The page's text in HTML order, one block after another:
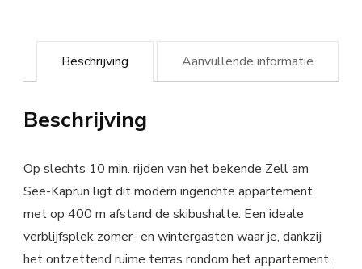
Beschrijving Aanvullende informatie
Beschrijving
Op slechts 10 min. rijden van het bekende Zell am
See-Kaprun ligt dit modern ingerichte appartement
met op 400 m afstand de skibushalte. Een ideale
verblijfsplek zomer- en wintergasten waar je, dankzij
het ontzettend ruime terras rondom het appartement,